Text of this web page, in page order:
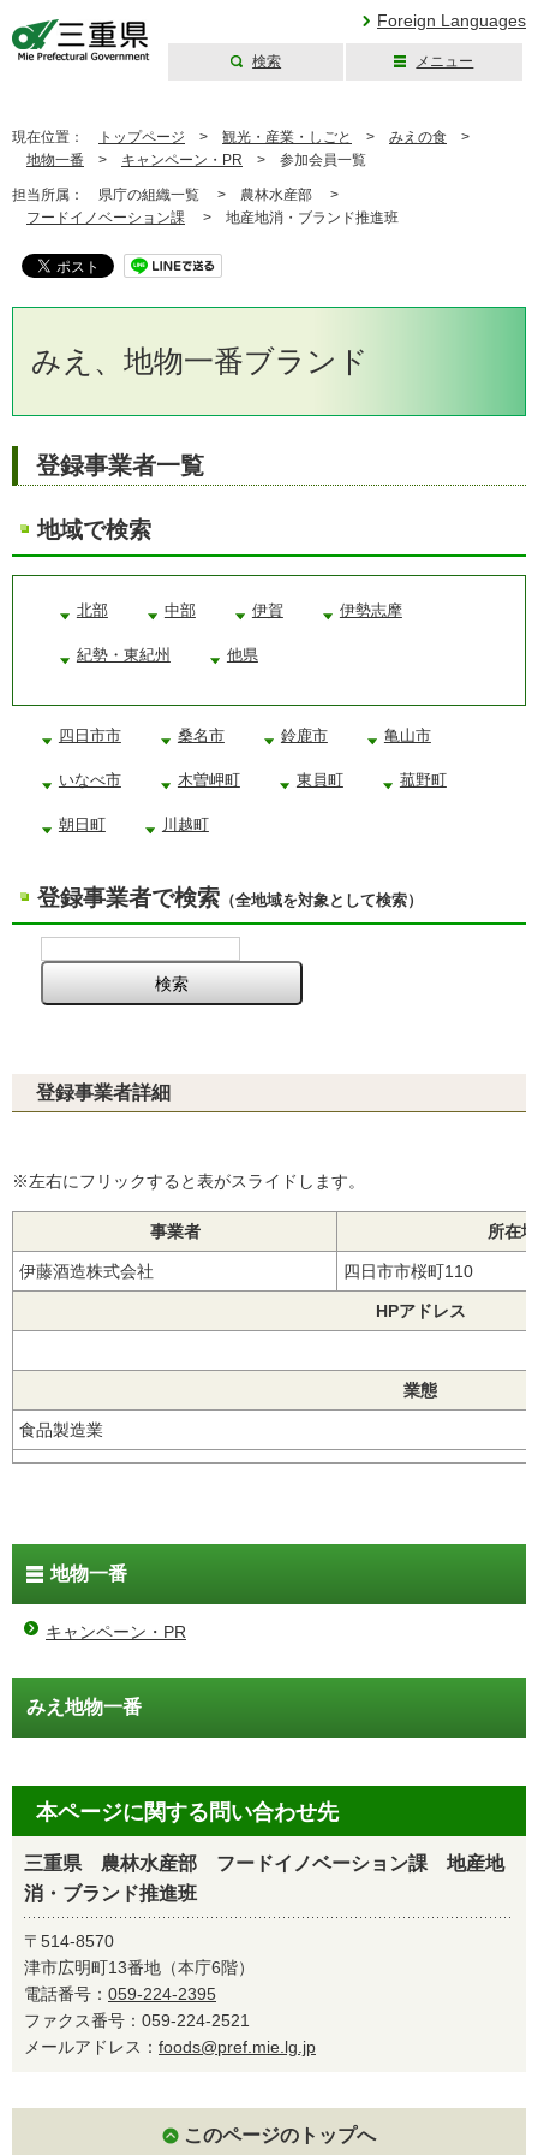
Foreign Languages
検索 メニュー
現在位置： トップページ > 観光・産業・しごと > みえの食 >
地物一番 > キャンペーン・PR > 参加会員一覧
担当所属： 県庁の組織一覧 > 農林水産部 >
フードイノベーション課 > 地産地消・ブランド推進班
みえ、地物一番ブランド
登録事業者一覧
地域で検索
北部 中部 伊賀 伊勢志摩
紀勢・東紀州 他県
四日市市 桑名市 鈴鹿市 亀山市
いなべ市 木曽岬町 東員町 菰野町
朝日町 川越町
登録事業者で検索 （全地域を対象として検索）
登録事業者詳細
※左右にフリックすると表がスライドします。
事業者 所在地
伊藤酒造株式会社 四日市市桜町110
HPアドレス
業態
食品製造業
地物一番
キャンペーン・PR
みえ地物一番
本ページに関する問い合わせ先
三重県 農林水産部 フードイノベーション課 地産地
消・ブランド推進班
〒514-8570
津市広明町13番地（本庁6階）
電話番号： 059-224-2395
ファクス番号：059-224-2521
メールアドレス： foods@pref.mie.lg.jp
このページのトップへ